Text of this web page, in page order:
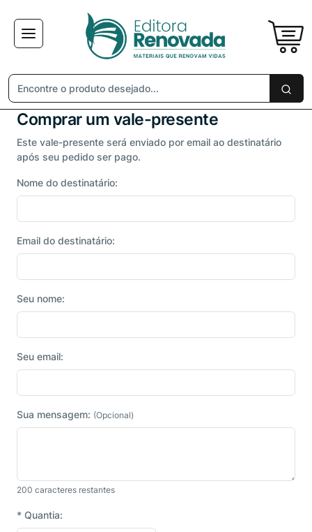
Comprar um vale-presente
Este vale-presente será enviado por email ao destinatário
após seu pedido ser pago.
Nome do destinatário:
Email do destinatário:
Seu nome:
Seu email:
Sua mensagem: (Opcional)
200 caracteres restantes
* Quantia: